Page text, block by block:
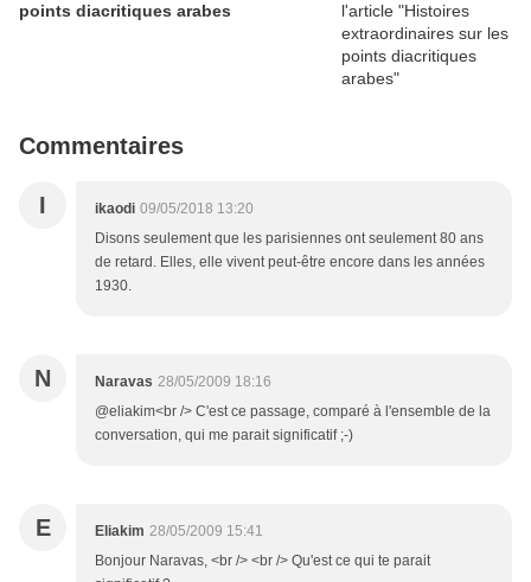
points diacritiques arabes
Commentaires
I ikaodi 09/05/2018 13:20
Disons seulement que les parisiennes ont seulement 80 ans
de retard. Elles, elle vivent peut-être encore dans les années
1930.
N Naravas 28/05/2009 18:16
@eliakim<br /> C'est ce passage, comparé à l'ensemble de la
conversation, qui me parait significatif ;-)
E Eliakim 28/05/2009 15:41
Bonjour Naravas, <br /> <br /> Qu'est ce qui te parait